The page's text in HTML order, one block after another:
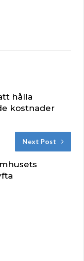
hålla
kostnader
Next Post